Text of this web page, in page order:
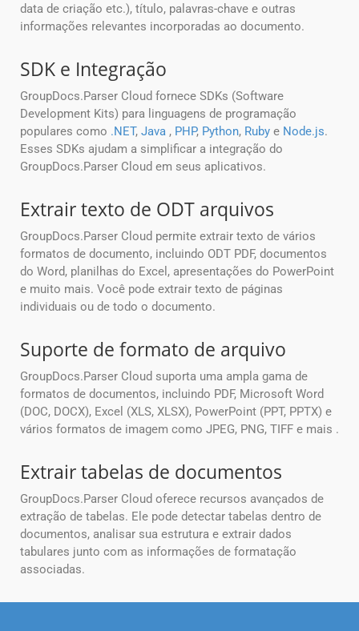
data de criação etc.), título, palavras-chave e outras
informações relevantes incorporadas ao documento.
SDK e Integração
GroupDocs.Parser Cloud fornece SDKs (Software
Development Kits) para linguagens de programação
populares como .NET, Java , PHP, Python, Ruby e Node.js.
Esses SDKs ajudam a simplificar a integração do
GroupDocs.Parser Cloud em seus aplicativos.
Extrair texto de ODT arquivos
GroupDocs.Parser Cloud permite extrair texto de vários
formatos de documento, incluindo ODT PDF, documentos
do Word, planilhas do Excel, apresentações do PowerPoint
e muito mais. Você pode extrair texto de páginas
individuais ou de todo o documento.
Suporte de formato de arquivo
GroupDocs.Parser Cloud suporta uma ampla gama de
formatos de documentos, incluindo PDF, Microsoft Word
(DOC, DOCX), Excel (XLS, XLSX), PowerPoint (PPT, PPTX) e
vários formatos de imagem como JPEG, PNG, TIFF e mais .
Extrair tabelas de documentos
GroupDocs.Parser Cloud oferece recursos avançados de
extração de tabelas. Ele pode detectar tabelas dentro de
documentos, analisar sua estrutura e extrair dados
tabulares junto com as informações de formatação
associadas.